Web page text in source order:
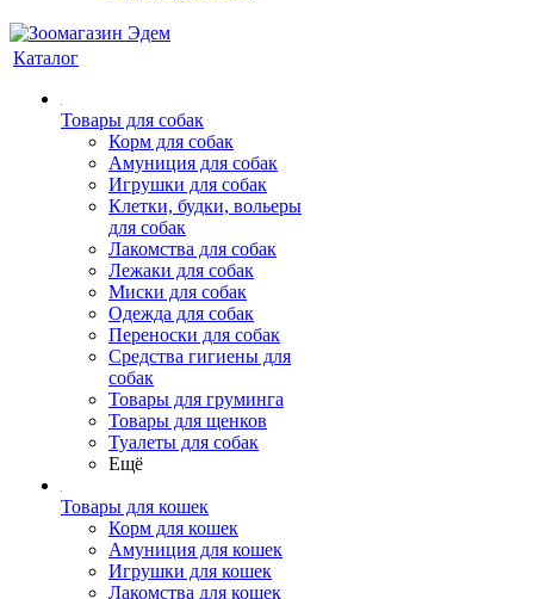
Каталог
Товары для собак
Корм для собак
Амуниция для собак
Игрушки для собак
Клетки, будки, вольеры
для собак
Лакомства для собак
Лежаки для собак
Миски для собак
Одежда для собак
Переноски для собак
Средства гигиены для
собак
Товары для груминга
Товары для щенков
Туалеты для собак
Ещё
Товары для кошек
Корм для кошек
Амуниция для кошек
Игрушки для кошек
Лакомства для кошек